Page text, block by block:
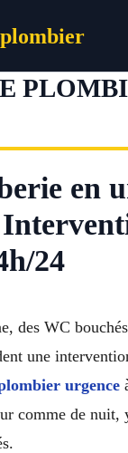
en
24
des WC
une
urgence
comme de nuit,